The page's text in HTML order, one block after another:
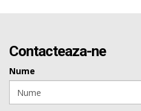
Contacteaza-ne
Nume